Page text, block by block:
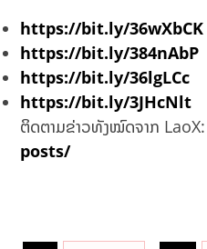
https://bit.ly/36wXbCK
https://bit.ly/384nAbP
https://bit.ly/36lgLCc
https://bit.ly/3JHcNlt
ຕິດຕາມຂ່າວທັງໝົດຈາກ LaoX:
posts/